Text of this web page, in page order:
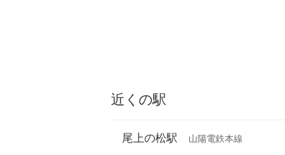
近くの駅
尾上の松駅 山陽電鉄本線